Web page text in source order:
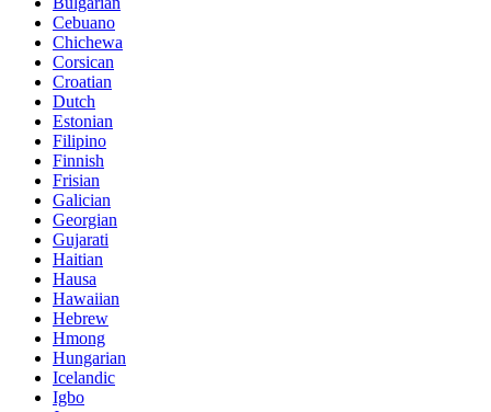
Cebuano
Chichewa
Corsican
Croatian
Dutch
Estonian
Filipino
Finnish
Frisian
Galician
Georgian
Gujarati
Haitian
Hausa
Hawaiian
Hebrew
Hmong
Hungarian
Icelandic
Igbo